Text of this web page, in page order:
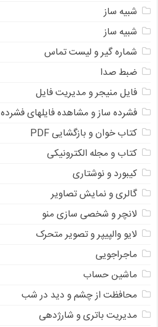
شبیه ساز
شبیه ساز
شماره گیر و لیست تماس
ضبط صدا
فایل منیجر و مدیریت فایل
فشرده ساز و مشاهده فایلهای فشرده
کتاب خوان و بازگشایی PDF
کتاب و مجله الکترونیکی
کیبورد و نوشتاری
گالری و نمایش تصاویر
لانچر و شخصی سازی منو
لایو والپیپر و تصویر متحرک
ماجراجویی
ماشین حساب
محافظت از چشم و دید در شب
مدیریت باتری و شارژدهی